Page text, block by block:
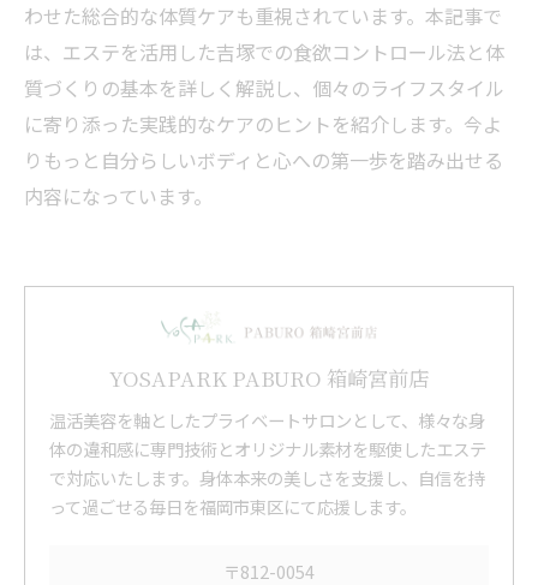
わせた総合的な体質ケアも重視されています。本記事で
は、エステを活用した吉塚での食欲コントロール法と体
質づくりの基本を詳しく解説し、個々のライフスタイル
に寄り添った実践的なケアのヒントを紹介します。今よ
りもっと自分らしいボディと心への第一歩を踏み出せる
内容になっています。
YOSAPARK PABURO 箱崎宮前店
温活美容を軸としたプライベートサロンとして、様々な身
体の違和感に専門技術とオリジナル素材を駆使したエステ
で対応いたします。身体本来の美しさを支援し、自信を持
って過ごせる毎日を福岡市東区にて応援します。
〒812-0054